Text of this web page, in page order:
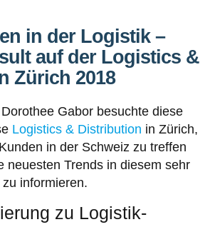
in der Logistik –
auf der Logistics &
Zürich 2018
Gabor besuchte diese
Logistics & Distribution in Zürich,
in der Schweiz zu treffen
neuesten Trends in diesem sehr
informieren.
zu Logistik-